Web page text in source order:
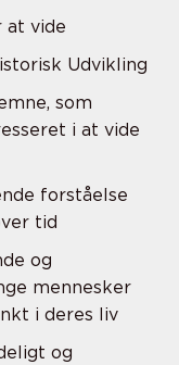
at vide
Udvikling
som
i at vide
forståelse
tid
og
mennesker
i deres liv
og